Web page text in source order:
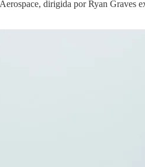
dirigida por Ryan Graves